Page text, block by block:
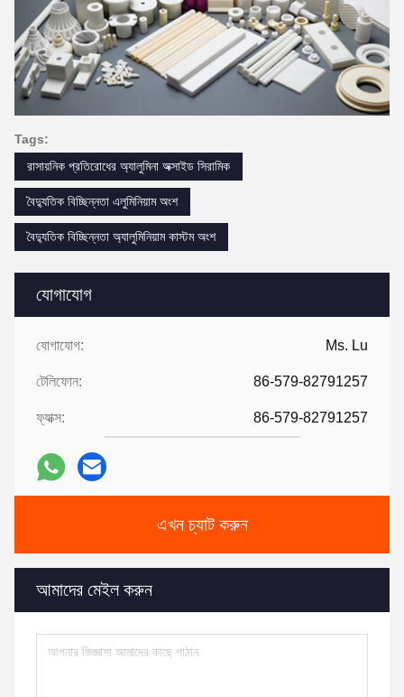
যোগাযোগ
যোগাযোগ: Ms. Lu
টেলিফোন: 86-579-82791257
ফ্যাক্স: 86-579-82791257
এখন চ্যাট করুন
আমাদের মেইল ​​করুন
Tags:
রাসায়নিক প্রতিরোধের অ্যালুমিনা অক্সাইড সিরামিক
বৈদ্যুতিক বিচ্ছিন্নতা এলুমিনিয়াম অংশ
বৈদ্যুতিক বিচ্ছিন্নতা অ্যালুমিনিয়াম কাস্টম অংশ